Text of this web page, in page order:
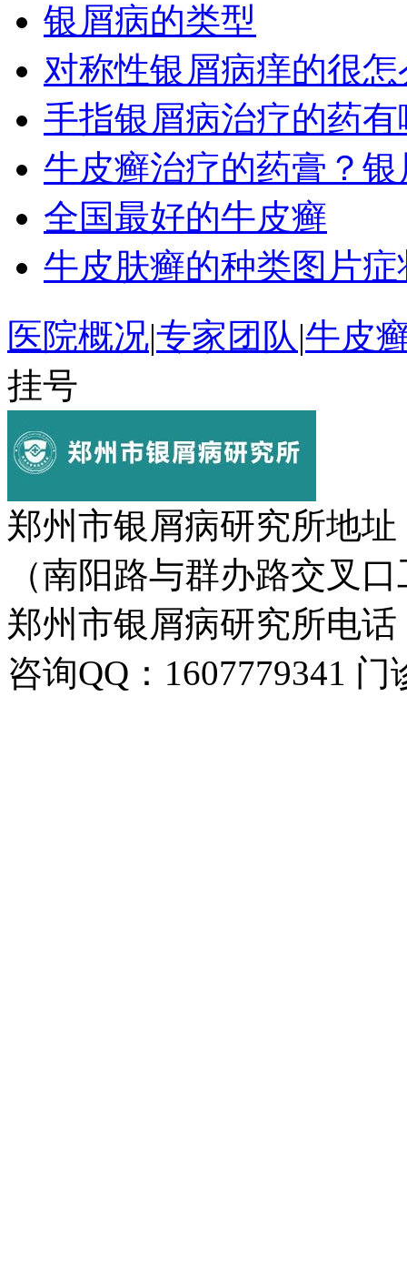
银屑病的类型
对称性银屑病痒的很
手指银屑病治疗的药
牛皮癣治疗的药膏？
全国最好的牛皮癣
牛皮肤癣的种类图片症
医院概况|专家团队 |牛皮
挂号
郑州市银屑病研究所地
（南阳路与群办路交叉
郑州市银屑病研究所电话
咨询QQ：1607779341